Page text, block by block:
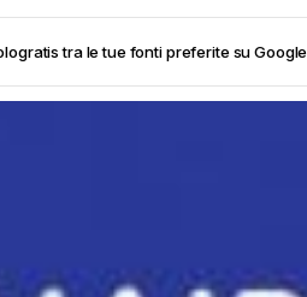
tra le tue fonti preferite su Google